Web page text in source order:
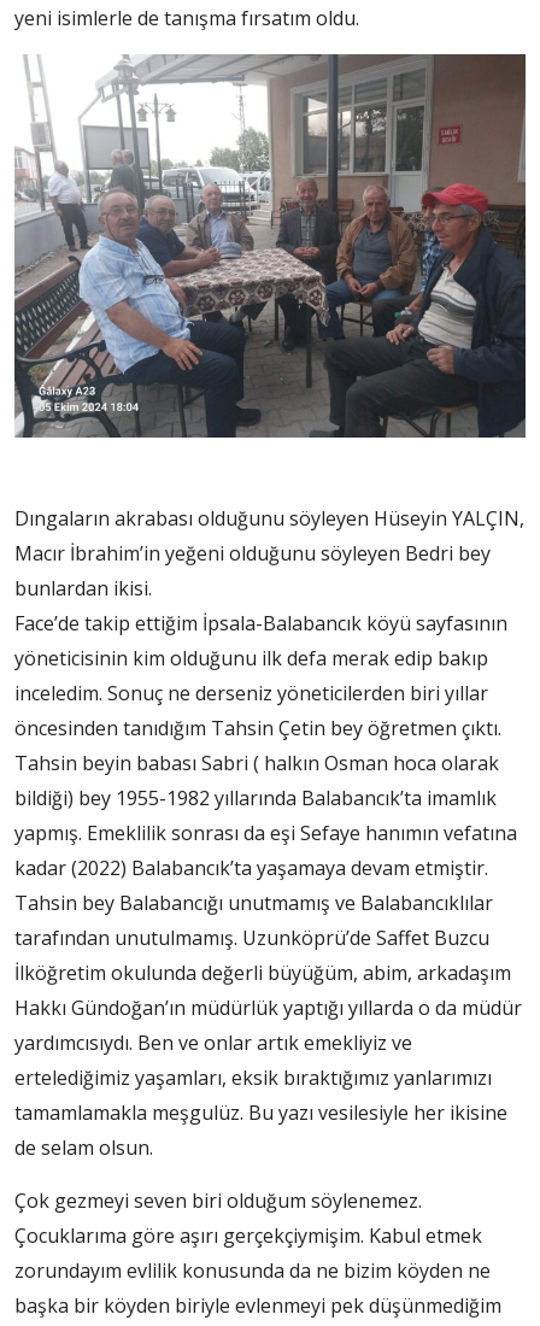
yeni isimlerle de tanışma fırsatım oldu.
Dıngaların akrabası olduğunu söyleyen Hüseyin YALÇIN,
Macır İbrahim’in yeğeni olduğunu söyleyen Bedri bey
bunlardan ikisi.
Face’de takip ettiğim İpsala-Balabancık köyü sayfasının
yöneticisinin kim olduğunu ilk defa merak edip bakıp
inceledim. Sonuç ne derseniz yöneticilerden biri yıllar
öncesinden tanıdığım Tahsin Çetin bey öğretmen çıktı.
Tahsin beyin babası Sabri ( halkın Osman hoca olarak
bildiği) bey 1955-1982 yıllarında Balabancık’ta imamlık
yapmış. Emeklilik sonrası da eşi Sefaye hanımın vefatına
kadar (2022) Balabancık’ta yaşamaya devam etmiştir.
Tahsin bey Balabancığı unutmamış ve Balabancıklılar
tarafından unutulmamış. Uzunköprü’de Saffet Buzcu
İlköğretim okulunda değerli büyüğüm, abim, arkadaşım
Hakkı Gündoğan’ın müdürlük yaptığı yıllarda o da müdür
yardımcısıydı. Ben ve onlar artık emekliyiz ve
ertelediğimiz yaşamları, eksik bıraktığımız yanlarımızı
tamamlamakla meşgulüz. Bu yazı vesilesiyle her ikisine
de selam olsun.
Çok gezmeyi seven biri olduğum söylenemez.
Çocuklarıma göre aşırı gerçekçiymişim. Kabul etmek
zorundayım evlilik konusunda da ne bizim köyden ne
başka bir köyden biriyle evlenmeyi pek düşünmediğim